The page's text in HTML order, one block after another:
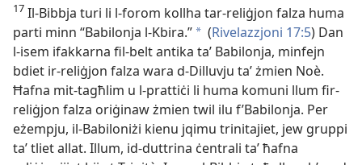
17 Il-Bibbja turi li l-forom kollha tar-reliġjon falza huma
parti minn “Babilonja l-Kbira.” a (Rivelazzjoni 17:5) Dan
l-isem ifakkarna fil-belt antika taʼ Babilonja, minfejn
bdiet ir-reliġjon falza wara d-Dilluvju taʼ żmien Noè.
Ħafna mit-tagħlim u l-prattiċi li huma komuni llum fir-
reliġjon falza oriġinaw żmien twil ilu f’Babilonja. Per
eżempju, il-Babiloniżi kienu jqimu trinitajiet, jew gruppi
taʼ tliet allat. Illum, id-duttrina ċentrali taʼ ħafna